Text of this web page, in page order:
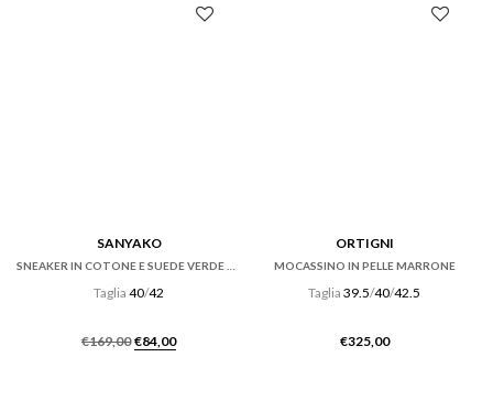
SANYAKO
SNEAKER IN COTONE E SUEDE VERDE CON FONDO CASSETTA
Taglia 40/42
€169,00 Il
€84,00Il
ORTIGNI
MOCASSINO IN PELLE MARRONE
Taglia 39.5/40/42.5
€325,00